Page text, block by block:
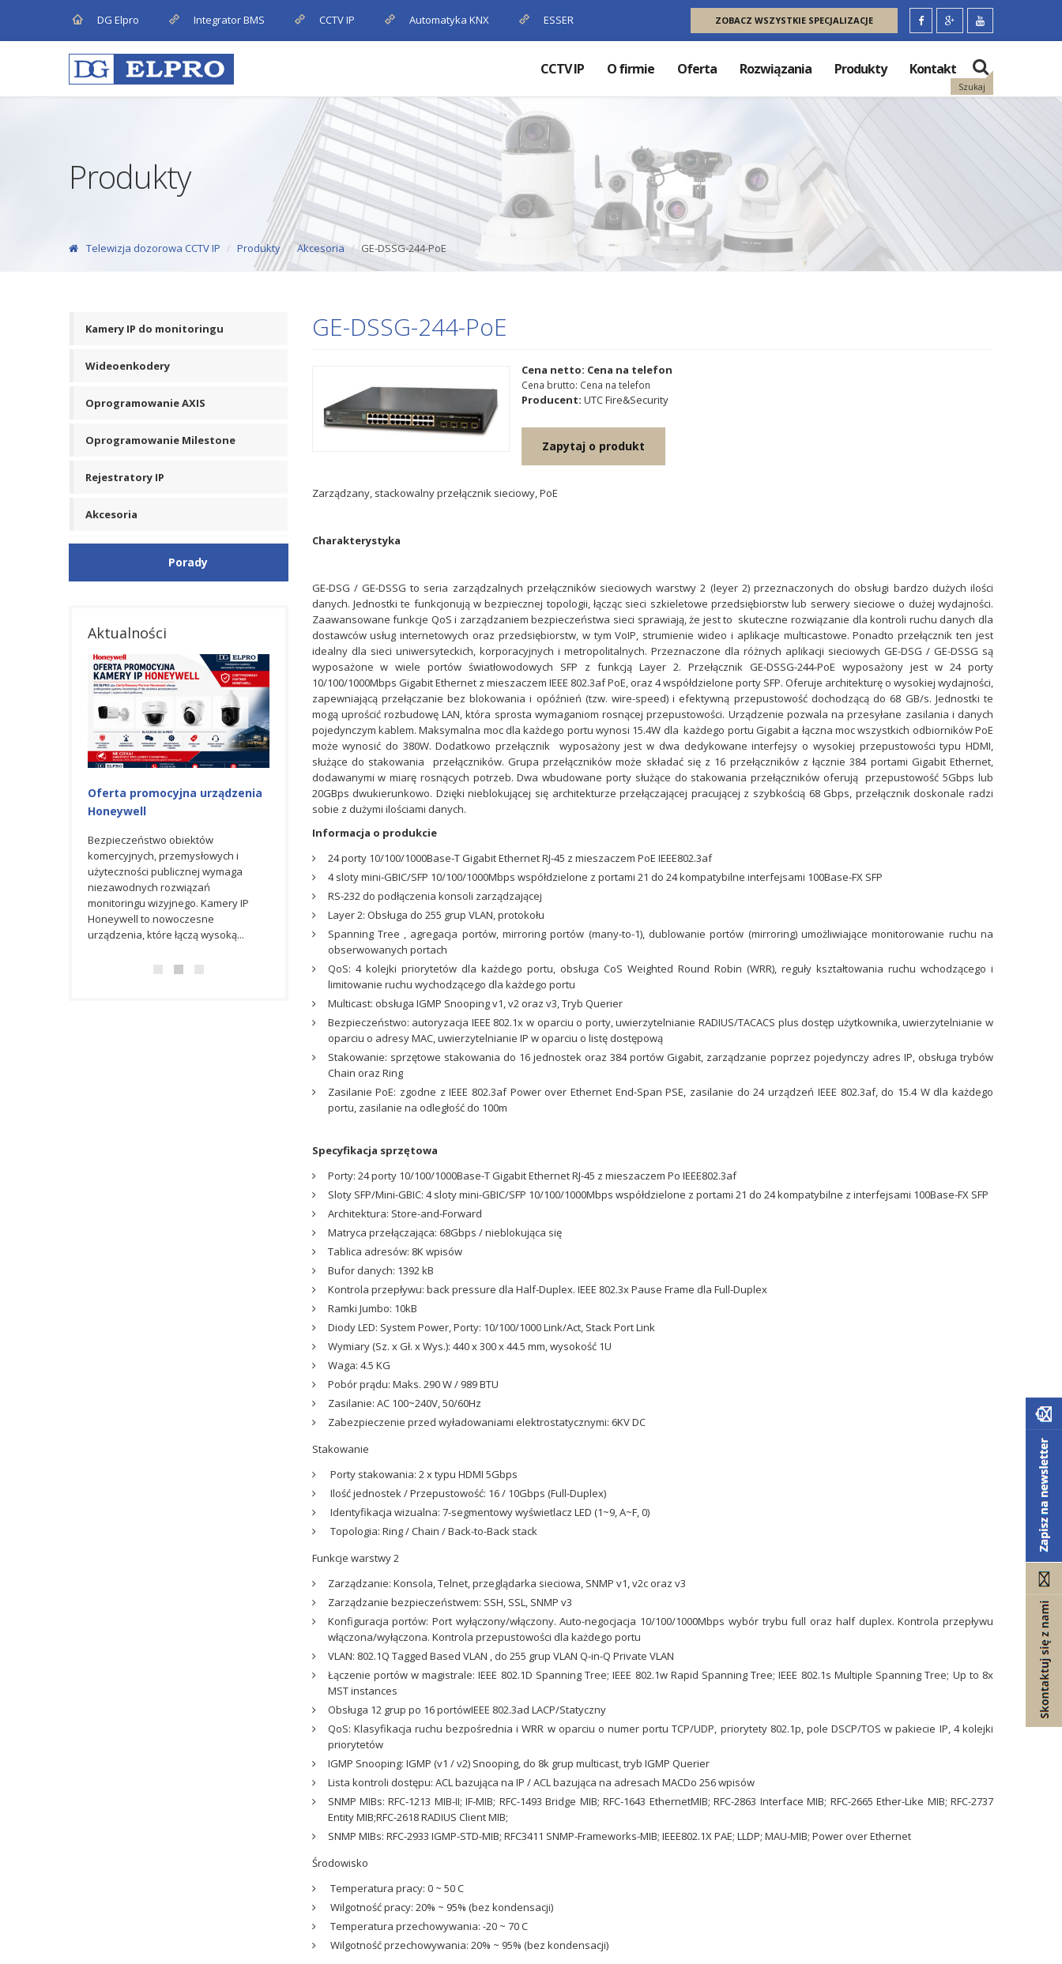
DG Elpro Integrator BMS CCTV IP Automatyka KNX ESSER ZOBACZ WSZYSTKIE SPECJALIZACJE
Szukaj
CCTV IP O firmie Oferta Rozwiązania Produkty Kontakt
Produkty
Telewizja dozorowa CCTV IP Produkty Akcesoria GE-DSSG-244-PoE
GE-DSSG-244-PoE
Cena netto: Cena na telefon
Cena brutto: Cena na telefon
Producent: UTC Fire&Security
Zapytaj o produkt
Zarządzany, stackowalny przełącznik sieciowy, PoE
Charakterystyka
GE-DSG / GE-DSSG to seria zarządzalnych przełączników sieciowych warstwy 2 (leyer 2) przeznaczonych do obsługi bardzo dużych ilości
danych. Jednostki te funkcjonują w bezpiecznej topologii, łącząc sieci szkieletowe przedsiębiorstw lub serwery sieciowe o dużej wydajności.
Zaawansowane funkcje QoS i zarządzaniem bezpieczeństwa sieci sprawiają, że jest to skuteczne rozwiązanie dla kontroli ruchu danych dla
dostawców usług internetowych oraz przedsiębiorstw, w tym VoIP, strumienie wideo i aplikacje multicastowe. Ponadto przełącznik ten jest
idealny dla sieci uniwersyteckich, korporacyjnych i metropolitalnych. Przeznaczone dla różnych aplikacji sieciowych GE-DSG / GE-DSSG są
wyposażone w wiele portów światłowodowych SFP z funkcją Layer 2. Przełącznik GE-DSSG-244-PoE wyposażony jest w 24 porty
10/100/1000Mbps Gigabit Ethernet z mieszaczem IEEE 802.3af PoE, oraz 4 współdzielone porty SFP. Oferuje architekturę o wysokiej wydajności,
zapewniającą przełączanie bez blokowania i opóźnień (tzw. wire-speed) i efektywną przepustowość dochodzącą do 68 GB/s. Jednostki te
mogą uprościć rozbudowę LAN, która sprosta wymaganiom rosnącej przepustowości. Urządzenie pozwala na przesyłane zasilania i danych
pojedynczym kablem. Maksymalna moc dla każdego portu wynosi 15.4W dla każdego portu Gigabit a łączna moc wszystkich odbiorników PoE
może wynosić do 380W. Dodatkowo przełącznik wyposażony jest w dwa dedykowane interfejsy o wysokiej przepustowości typu HDMI,
służące do stakowania przełączników. Grupa przełączników może składać się z 16 przełączników z łącznie 384 portami Gigabit Ethernet,
dodawanymi w miarę rosnących potrzeb. Dwa wbudowane porty służące do stakowania przełączników oferują przepustowość 5Gbps lub
20GBps dwukierunkowo. Dzięki nieblokującej się architekturze przełączającej pracującej z szybkością 68 Gbps, przełącznik doskonale radzi
sobie z dużymi ilościami danych.
Informacja o produkcie
24 porty 10/100/1000Base-T Gigabit Ethernet RJ-45 z mieszaczem PoE IEEE802.3af
4 sloty mini-GBIC/SFP 10/100/1000Mbps współdzielone z portami 21 do 24 kompatybilne interfejsami 100Base-FX SFP
RS-232 do podłączenia konsoli zarządzającej
Layer 2: Obsługa do 255 grup VLAN, protokołu
Spanning Tree , agregacja portów, mirroring portów (many-to-1), dublowanie portów (mirroring) umożliwiające monitorowanie ruchu na
obserwowanych portach
QoS: 4 kolejki priorytetów dla każdego portu, obsługa CoS Weighted Round Robin (WRR), reguły kształtowania ruchu wchodzącego i
limitowanie ruchu wychodzącego dla każdego portu
Multicast: obsługa IGMP Snooping v1, v2 oraz v3, Tryb Querier
Bezpieczeństwo: autoryzacja IEEE 802.1x w oparciu o porty, uwierzytelnianie RADIUS/TACACS plus dostęp użytkownika, uwierzytelnianie w
oparciu o adresy MAC, uwierzytelnianie IP w oparciu o listę dostępową
Stakowanie: sprzętowe stakowania do 16 jednostek oraz 384 portów Gigabit, zarządzanie poprzez pojedynczy adres IP, obsługa trybów
Chain oraz Ring
Zasilanie PoE: zgodne z IEEE 802.3af Power over Ethernet End-Span PSE, zasilanie do 24 urządzeń IEEE 802.3af, do 15.4 W dla każdego
portu, zasilanie na odległość do 100m
Specyfikacja sprzętowa
Porty: 24 porty 10/100/1000Base-T Gigabit Ethernet RJ-45 z mieszaczem Po IEEE802.3af
Sloty SFP/Mini-GBIC: 4 sloty mini-GBIC/SFP 10/100/1000Mbps współdzielone z portami 21 do 24 kompatybilne z interfejsami 100Base-FX SFP
Architektura: Store-and-Forward
Matryca przełączająca: 68Gbps / nieblokująca się
Tablica adresów: 8K wpisów
Bufor danych: 1392 kB
Kontrola przepływu: back pressure dla Half-Duplex. IEEE 802.3x Pause Frame dla Full-Duplex
Ramki Jumbo: 10kB
Diody LED: System Power, Porty: 10/100/1000 Link/Act, Stack Port Link
Wymiary (Sz. x Gł. x Wys.): 440 x 300 x 44.5 mm, wysokość 1U
Waga: 4.5 KG
Pobór prądu: Maks. 290 W / 989 BTU
Zasilanie: AC 100~240V, 50/60Hz
Zabezpieczenie przed wyładowaniami elektrostatycznymi: 6KV DC
Stakowanie
Porty stakowania: 2 x typu HDMI 5Gbps
Ilość jednostek / Przepustowość: 16 / 10Gbps (Full-Duplex)
Identyfikacja wizualna: 7-segmentowy wyświetlacz LED (1~9, A~F, 0)
Topologia: Ring / Chain / Back-to-Back stack
Funkcje warstwy 2
Zarządzanie: Konsola, Telnet, przeglądarka sieciowa, SNMP v1, v2c oraz v3
Zarządzanie bezpieczeństwem: SSH, SSL, SNMP v3
Konfiguracja portów: Port wyłączony/włączony. Auto-negocjacja 10/100/1000Mbps wybór trybu full oraz half duplex. Kontrola przepływu
włączona/wyłączona. Kontrola przepustowości dla każdego portu
VLAN: 802.1Q Tagged Based VLAN , do 255 grup VLAN Q-in-Q Private VLAN
Łączenie portów w magistrale: IEEE 802.1D Spanning Tree; IEEE 802.1w Rapid Spanning Tree; IEEE 802.1s Multiple Spanning Tree; Up to 8x
MST instances
Obsługa 12 grup po 16 portówIEEE 802.3ad LACP/Statyczny
QoS: Klasyfikacja ruchu bezpośrednia i WRR w oparciu o numer portu TCP/UDP, priorytety 802.1p, pole DSCP/TOS w pakiecie IP, 4 kolejki
priorytetów
IGMP Snooping: IGMP (v1 / v2) Snooping, do 8k grup multicast, tryb IGMP Querier
Lista kontroli dostępu: ACL bazująca na IP / ACL bazująca na adresach MACDo 256 wpisów
SNMP MIBs: RFC-1213 MIB-II; IF-MIB; RFC-1493 Bridge MIB; RFC-1643 EthernetMIB; RFC-2863 Interface MIB; RFC-2665 Ether-Like MIB; RFC-2737
Entity MIB;RFC-2618 RADIUS Client MIB;
SNMP MIBs: RFC-2933 IGMP-STD-MIB; RFC3411 SNMP-Frameworks-MIB; IEEE802.1X PAE; LLDP; MAU-MIB; Power over Ethernet
Środowisko
Temperatura pracy: 0 ~ 50 C
Wilgotność pracy: 20% ~ 95% (bez kondensacji)
Temperatura przechowywania: -20 ~ 70 C
Wilgotność przechowywania: 20% ~ 95% (bez kondensacji)
Kamery IP do monitoringu
Wideoenkodery
Oprogramowanie AXIS
Oprogramowanie Milestone
Rejestratory IP
Akcesoria
Porady
Aktualności
Oferta promocyjna urządzenia
Honeywell
Bezpieczeństwo obiektów
komercyjnych, przemysłowych i
użyteczności publicznej wymaga
niezawodnych rozwiązań
monitoringu wizyjnego. Kamery IP
Honeywell to nowoczesne
urządzenia, które łączą wysoką...
AXIS M3098-LV – kompaktowa
kamera kopułkowa 4K z
inteligentną analizą obrazu
AXIS M3098-LV to nowoczesna
kamera IP o rozdzielczości 4K (8 MP),
zaprojektowana do profesjonalnych
systemów monitoringu. Dzięki
technologiom Lightfinder, Forensic
WDR oraz OptimizedIR zapewnia...